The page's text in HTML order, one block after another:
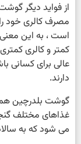
از فواید دیگر
مصرف کالری خود
است ، به این
کمتر و کالری
عالی برای کسانی
دارند.
گوشت بلدرچین
غذاهای مختلف
می شود که به